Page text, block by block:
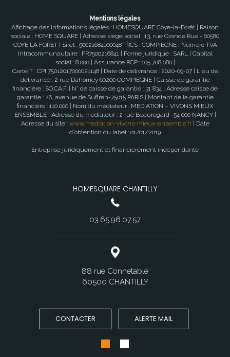
Mentions légales
Affichage des informations légales : HOMESQUARE Coye-la-Forêt | Raison
sociale : HOME SQUARE | Adresse siège social : 13, rue Grande Rue - 60580
COYE LA FORET | Siret : 50021684100048 | RCS : COMPIEGNE | Numero TVA
Intracommunautaire : FR7500216841 | Forme juridique : SARL | Capital
social : 8 000 | Assurance RCP : 105 708 080 |
Carte T : CPI 75012017000021148 | Date de délivrance : 2020-09-07 | Lieu de
délivrance : 2 rue Dahomey 60200 COMPIEGNE | Caisse de garantie
financière : SO.CA.F. | N° de caisse de garantie : 31 834 | Adresse caisse de
garantie : 26, avenue de Suffren-75015 PARIS | Montant de la garantie
financière : 110 000 | Nom du médiateur : MEDIATION – VIVONS MIEUX
ENSEMBLE | Adresse du médiateur : 2 rue Beauregard- 54 000 NANCY |
Adresse du site : www.mediation-vivons-mieux-ensemble.fr| Date
d'obtention du label : 01/01/2019
Entreprise juridiquement et financièrement indépendante
HOMESQUARE CHANTILLY
03.65.96.07.57
88 rue Connetable
60500 CHANTILLY
CONTACTER ALERTE MAIL